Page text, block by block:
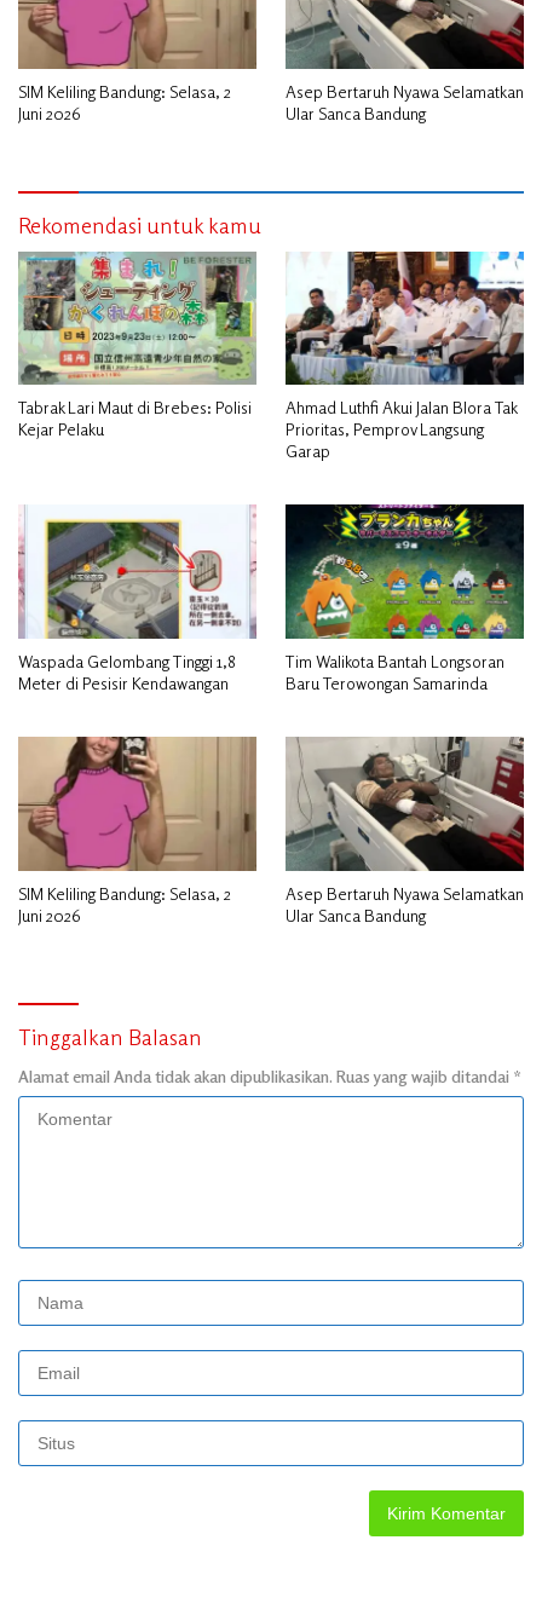
SIM Keliling Bandung: Selasa, 2
Juni 2026
Asep Bertaruh Nyawa Selamatkan
Ular Sanca Bandung
Rekomendasi untuk kamu
Tabrak Lari Maut di Brebes: Polisi
Kejar Pelaku
Ahmad Luthfi Akui Jalan Blora Tak
Prioritas, Pemprov Langsung
Garap
Waspada Gelombang Tinggi 1,8
Meter di Pesisir Kendawangan
Tim Walikota Bantah Longsoran
Baru Terowongan Samarinda
SIM Keliling Bandung: Selasa, 2
Juni 2026
Asep Bertaruh Nyawa Selamatkan
Ular Sanca Bandung
Tinggalkan Balasan
Alamat email Anda tidak akan dipublikasikan. Ruas yang wajib ditandai *